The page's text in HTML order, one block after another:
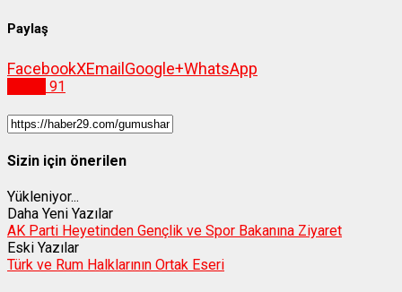
Paylaş
FacebookXEmail Google+WhatsApp
91
Sizin için önerilen
Yükleniyor...
Daha Yeni Yazılar
AK Parti Heyetinden Gençlik ve Spor Bakanına Ziyaret
Eski Yazılar
Türk ve Rum Halklarının Ortak Eseri